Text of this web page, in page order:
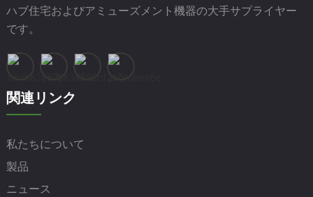
ハブ住宅およびアミューズメント機器の大手サプライヤー
です。
関連リンク
私たちについて
製品
ニュース